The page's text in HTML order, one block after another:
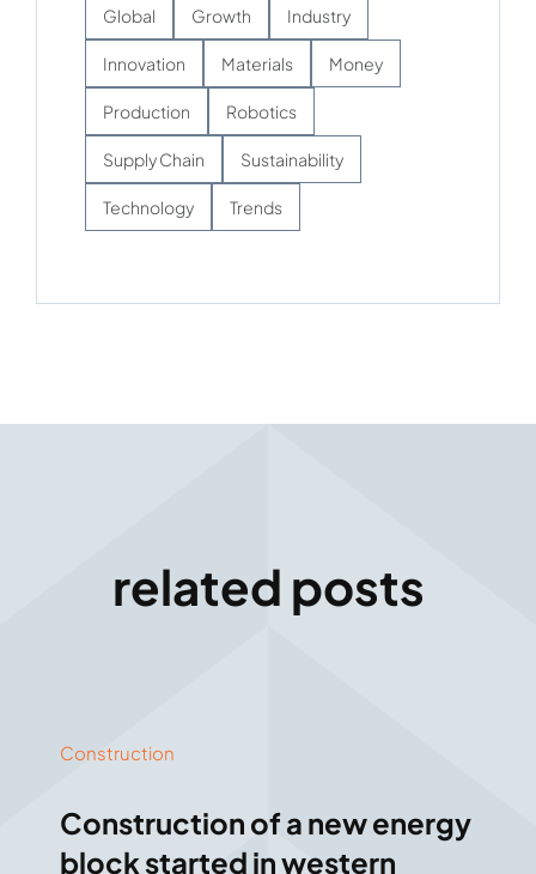
Global Growth Industry
Innovation Materials Money
Production Robotics
Supply Chain Sustainability
Technology Trends
related posts
Construction
Construction of a new energy
block started in western